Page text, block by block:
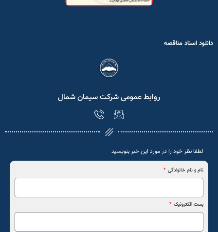
دانلود اسناد مناقصه
روابط عمومی شرکت سیمان شمال
لطفا نظر خود را در مورد این خبر بنویسید
نام و نام خانوادگی
پست الکترونیک